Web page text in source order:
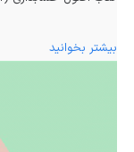
بیشتر بخوانید